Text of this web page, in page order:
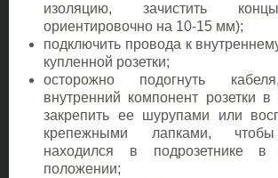
изоляцию, зачистить
ориентировочно на 10-15 мм);
подключить провода к
купленной розетки;
осторожно подогнуть
внутренний компонент розетки в
закрепить ее шурупами или
крепежными лапками,
находился в подрозетнике в
положении;